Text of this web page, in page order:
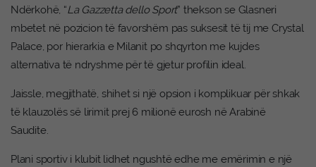
Ndërkohë, “La Gazzetta dello Sport” thekson se Glasneri
mbetet në pozicion të favorshëm pas suksesit të tij me Crystal
Palace, por hierarkia e Milanit po shqyrton me kujdes
alternativa të ndryshme për të gjetur profilin ideal.
Jaissle, megjithatë, shihet si një opsion i komplikuar për shkak
të klauzolës së lirimit prej 6 milionë eurosh në Arabinë
Saudite.
Plani sportiv i klubit lidhet ngushtë edhe me emërimin e një